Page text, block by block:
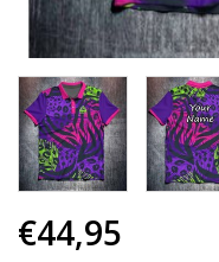
€44,95